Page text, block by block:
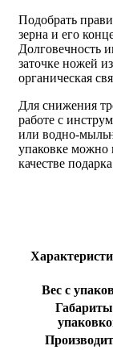
Подобрать
зерна и его
Долговечность
заточке ножей
органическая
Для снижения
работе с
или водно-
упаковке можно
качестве
Вес с